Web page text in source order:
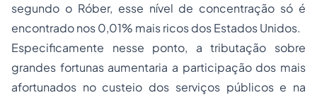
segundo o Róber, esse nível de concentração só é
encontrado nos 0,01% mais ricos dos Estados Unidos.
Especificamente nesse ponto, a tributação sobre
grandes fortunas aumentaria a participação dos mais
afortunados no custeio dos serviços públicos e na